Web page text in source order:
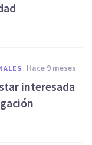
hace 9 meses
interesada